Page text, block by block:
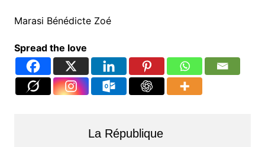
Marasi Bénédicte Zoé
Spread the love
La République